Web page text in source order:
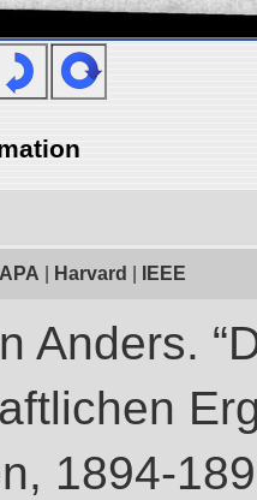
APA Harvard IEEE
Anders.
1894-